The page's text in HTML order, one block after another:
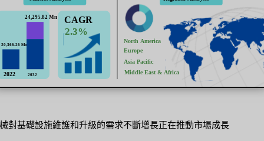
對基礎設施維護和升級的需求不斷增長正在推動市場成長